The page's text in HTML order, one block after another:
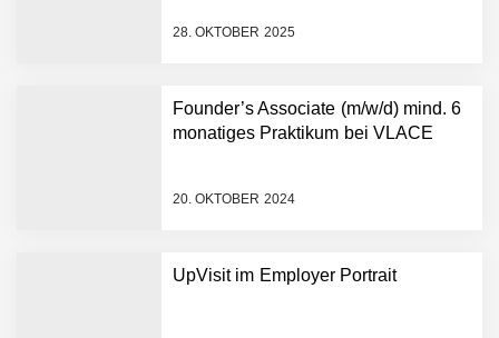
28. OKTOBER 2025
Founder’s Associate (m/w/d) mind. 6
monatiges Praktikum bei VLACE
20. OKTOBER 2024
UpVisit im Employer Portrait
NEURA Robotics gibt
Dollar bekannt, um den
Plattform zu beschleunigen
NEURA Robotics und